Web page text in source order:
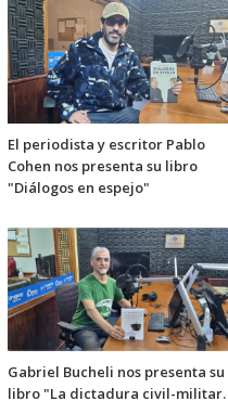
El periodista y escritor Pablo
Cohen nos presenta su libro
"Diálogos en espejo"
Gabriel Bucheli nos presenta su
libro "La dictadura civil-militar.